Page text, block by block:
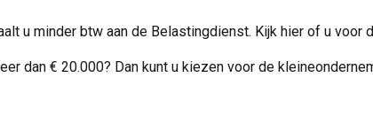
u minder btw aan de Belastingdienst. Kijk hier of u voor
dan € 20.000? Dan kunt u kiezen voor de